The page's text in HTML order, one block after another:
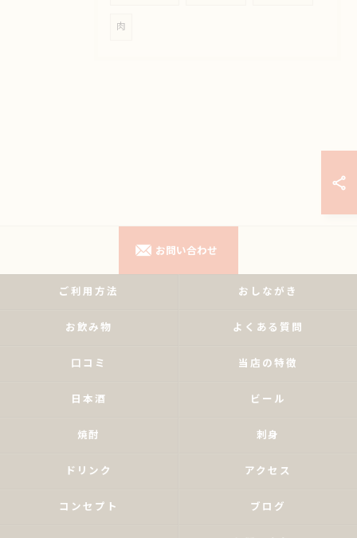
肉
お問い合わせ
ご利用方法 おしながき
お飲み物 よくある質問
口コミ 当店の特徴
日本酒 ビール
焼酎 刺身
ドリンク アクセス
コンセプト ブログ